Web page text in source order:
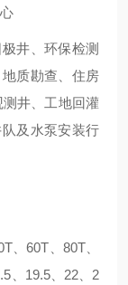
井、环保检测
质勘查、住房
井、工地回灌
及水泵安装行
、60T、80T、
、19.5、22、2